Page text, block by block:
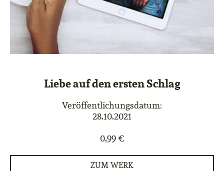
Liebe auf den ersten Schlag
Veröffentlichungsdatum:
28.10.2021
0,99 €
ZUM WERK